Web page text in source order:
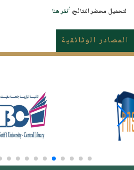
لتحميل محضر النتائج،أنقر هنا
المصادر الوثائقية